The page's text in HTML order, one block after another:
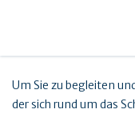
Um Sie zu begleiten
der sich rund um das